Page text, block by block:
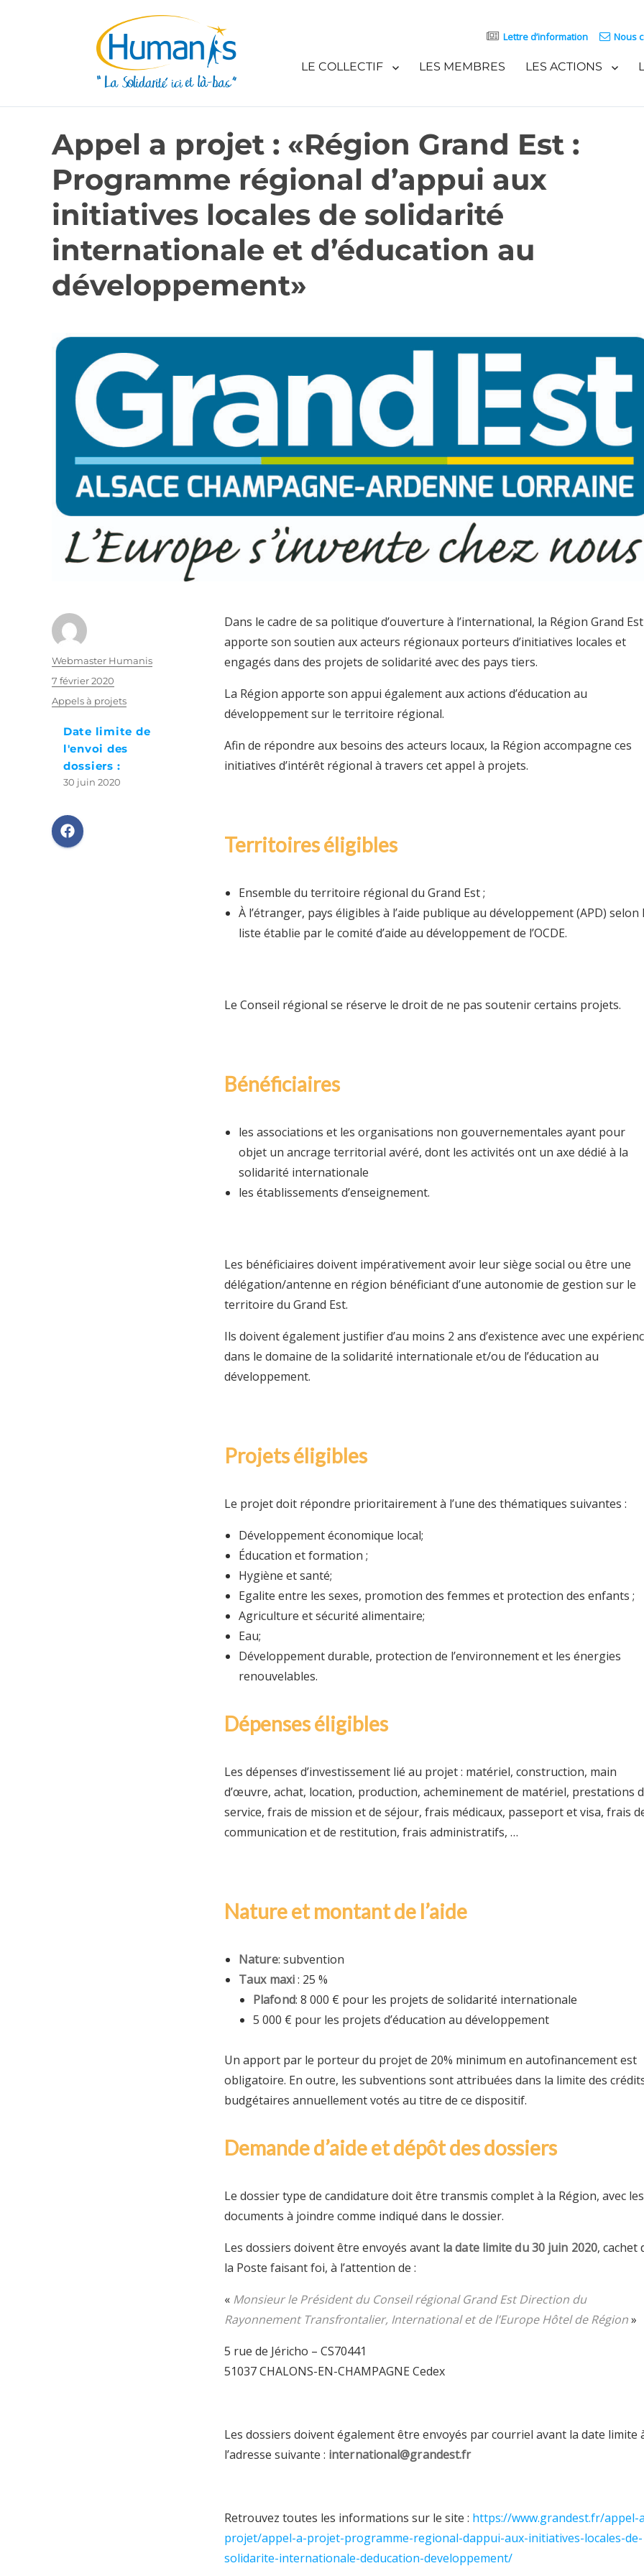
Lettre d’information Nous
LE COLLECTIF LES MEMBRES LES ACTIONS
Appel a projet : «Région Grand Est :
Programme régional d’appui aux
initiatives locales de solidarité
internationale et d’éducation au
développement»
Dans le cadre de sa politique d’ouverture à l’international, la Région Grand Est
apporte son soutien aux acteurs régionaux porteurs d’initiatives locales et
engagés dans des projets de solidarité avec des pays tiers.
La Région apporte son appui également aux actions d’éducation au
développement sur le territoire régional.
Afin de répondre aux besoins des acteurs locaux, la Région accompagne ces
initiatives d’intérêt régional à travers cet appel à projets.
Territoires éligibles
Ensemble du territoire régional du Grand Est ;
À l’étranger, pays éligibles à l’aide publique au développement (APD) selon
liste établie par le comité d’aide au développement de l’OCDE.
Le Conseil régional se réserve le droit de ne pas soutenir certains projets.
Bénéficiaires
les associations et les organisations non gouvernementales ayant pour
objet un ancrage territorial avéré, dont les activités ont un axe dédié à la
solidarité internationale
les établissements d’enseignement.
Les bénéficiaires doivent impérativement avoir leur siège social ou être une
délégation/antenne en région bénéficiant d’une autonomie de gestion sur le
territoire du Grand Est.
Ils doivent également justifier d’au moins 2 ans d’existence avec une
dans le domaine de la solidarité internationale et/ou de l’éducation au
développement.
Projets éligibles
Le projet doit répondre prioritairement à l’une des thématiques suivantes :
Développement économique local;
Éducation et formation ;
Hygiène et santé;
Egalite entre les sexes, promotion des femmes et protection des enfants ;
Agriculture et sécurité alimentaire;
Eau;
Développement durable, protection de l’environnement et les énergies
renouvelables.
Dépenses éligibles
Les dépenses d’investissement lié au projet : matériel, construction, main
d’œuvre, achat, location, production, acheminement de matériel, prestations
service, frais de mission et de séjour, frais médicaux, passeport et visa, frais
communication et de restitution, frais administratifs, …
Nature et montant de l’aide
Nature: subvention
Taux maxi: 25 %
Plafond: 8 000 € pour les projets de solidarité internationale
5 000 € pour les projets d’éducation au développement
Un apport par le porteur du projet de 20% minimum en autofinancement est
obligatoire. En outre, les subventions sont attribuées dans la limite des
budgétaires annuellement votés au titre de ce dispositif.
Demande d’aide et dépôt des dossiers
Le dossier type de candidature doit être transmis complet à la Région, avec les
documents à joindre comme indiqué dans le dossier.
Les dossiers doivent être envoyés avant la date limite du 30 juin 2020, cachet
la Poste faisant foi, à l’attention de :
« Monsieur le Président du Conseil régional Grand Est Direction du
Rayonnement Transfrontalier, International et de l’Europe Hôtel de Région»
5 rue de Jéricho – CS70441
51037 CHALONS-EN-CHAMPAGNE Cedex
Les dossiers doivent également être envoyés par courriel avant la date limite
l’adresse suivante : international@grandest.fr
Retrouvez toutes les informations sur le site : https://www.grandest.fr/appel-
projet/appel-a-projet-programme-regional-dappui-aux-initiatives-locales-de-
solidarite-internationale-deducation-developpement/
Auteur
Webmaster Humanis
Publié
le
7 février 2020
Catégories
Appels à projets
Date limite de
l'envoi des
dossiers :
30 juin 2020